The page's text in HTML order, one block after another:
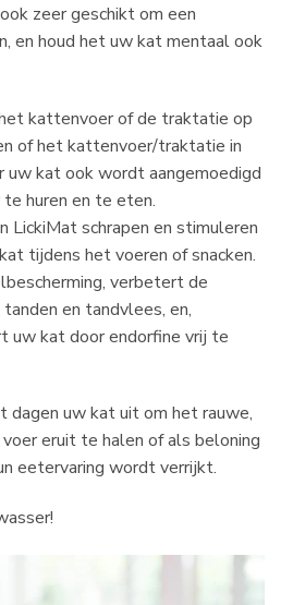
zeer geschikt om een
en houd het uw kat mentaal ook
kattenvoer of de traktatie op
of het kattenvoer/traktatie in
uw kat ook wordt aangemoedigd
huren en te eten.
LickiMat schrapen en stimuleren
tijdens het voeren of snacken.
verbetert de
en tandvlees, en,
uw kat door endorfine vrij te
dagen uw kat uit om het rauwe,
eruit te halen of als beloning
eetervaring wordt verrijkt.